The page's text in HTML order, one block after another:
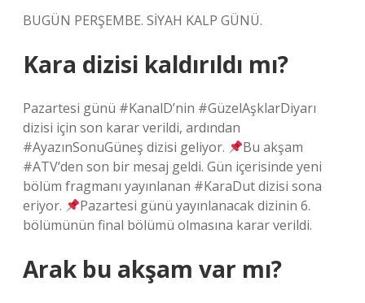
BUGÜN PERŞEMBE. SİYAH KALP GÜNÜ.
Kara dizisi kaldırıldı mı?
Pazartesi günü #KanalD’nin #GüzelAşklarDiyarı
dizisi için son karar verildi, ardından
#AyazınSonuGüneş dizisi geliyor.
Bu akşam
#ATV’den son bir mesaj geldi. Gün içerisinde yeni
bölüm fragmanı yayınlanan #KaraDut dizisi sona
eriyor.
Pazartesi günü yayınlanacak dizinin 6.
bölümünün final bölümü olmasına karar verildi.
Arak bu akşam var mı?